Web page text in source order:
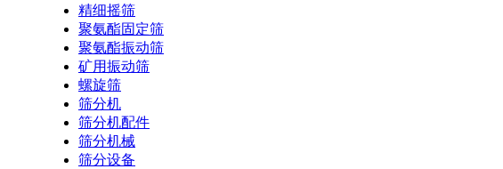
精细摇筛
聚氨酯固定筛
聚氨酯振动筛
矿用振动筛
螺旋筛
筛分机
筛分机配件
筛分机械
筛分设备